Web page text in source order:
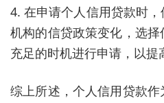
4. 在申请个人信用贷款时
机构的信贷政策变化，选
充足的时机进行申请，以提
综上所述，个人信用贷款